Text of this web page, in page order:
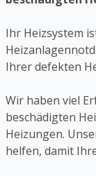
Ihr Heizsystem
Ihrer defekten
Wir haben viel
beschädigten
Heizungen.
helfen, damit